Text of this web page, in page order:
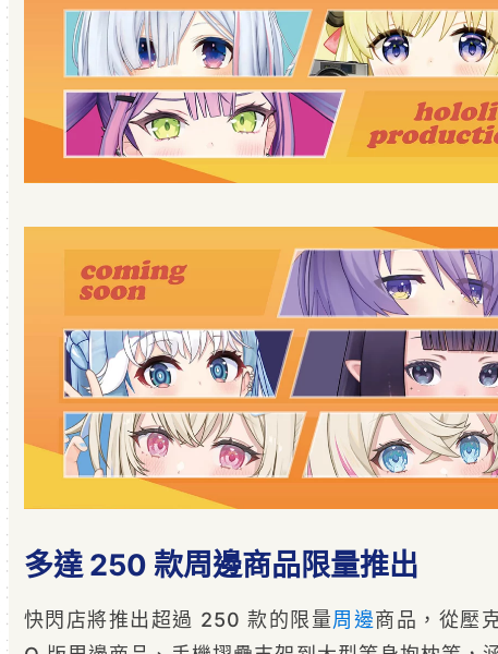
多達 250 款周邊商品限量推出
快閃店將推出超過 250 款的限量周邊商品，從壓